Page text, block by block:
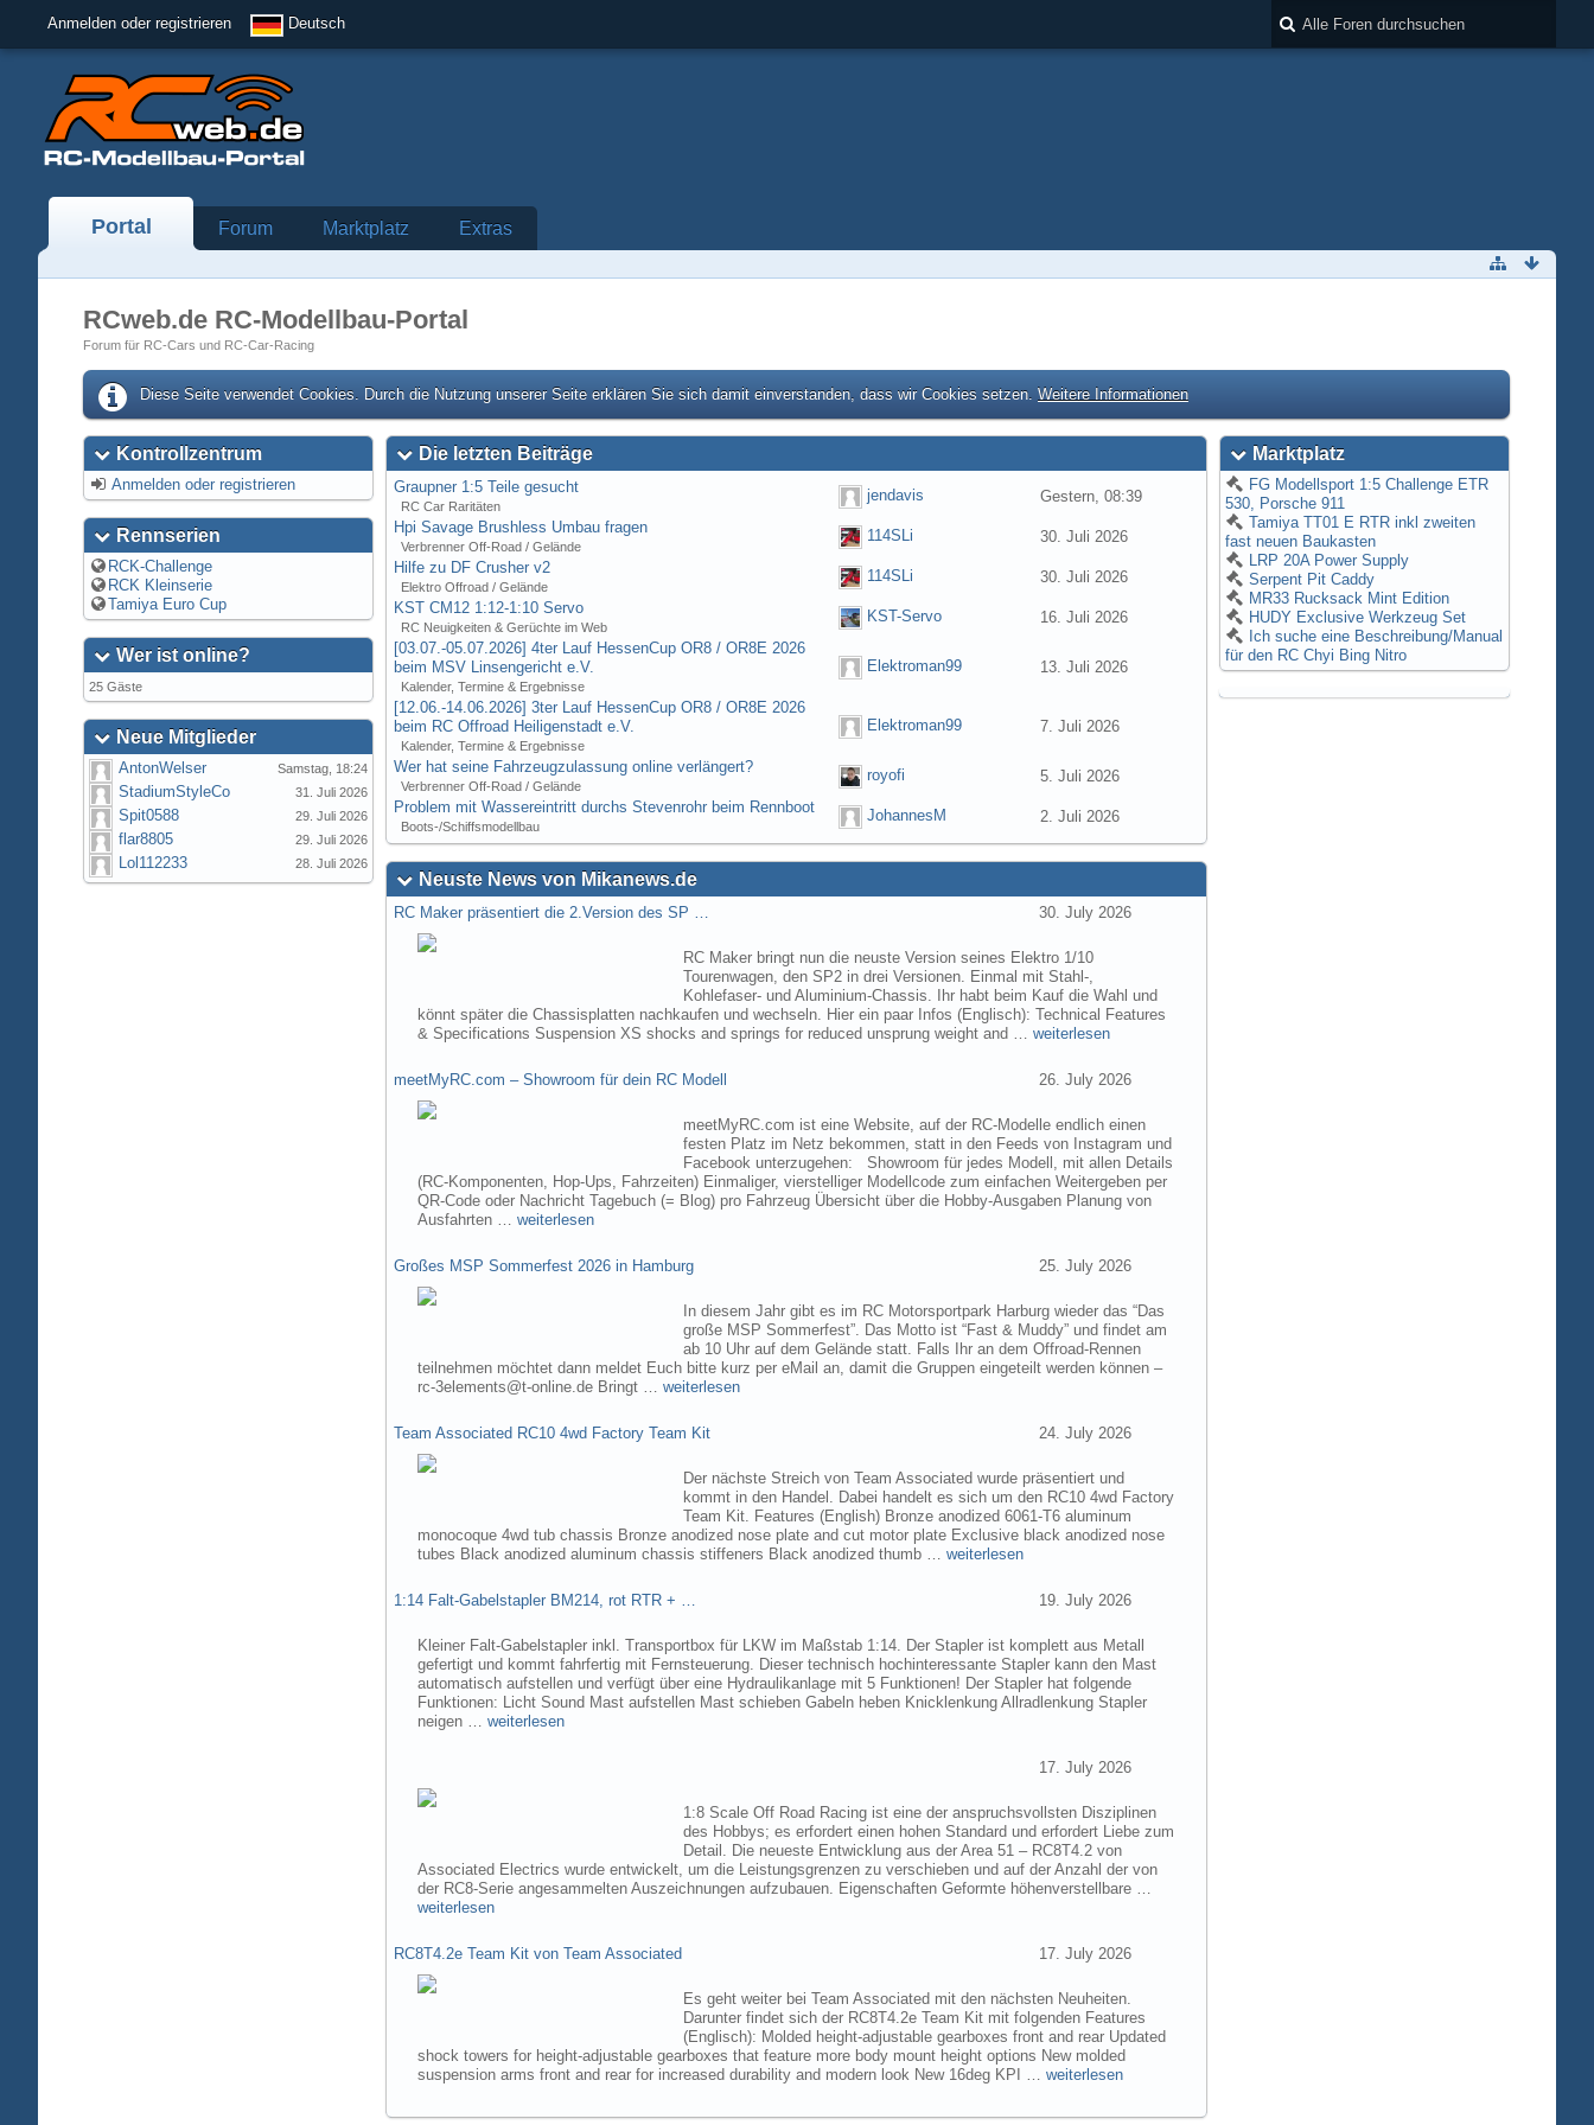
Anmelden oder registrieren Deutsch
Portal Forum Marktplatz Extras
RCweb.de RC-Modellbau-Portal
Forum für RC-Cars und RC-Car-Racing
Diese Seite verwendet Cookies. Durch die Nutzung unserer Seite erklären Sie sich damit einverstanden, dass wir Cookies setzen. Weitere Informationen
Kontrollzentrum
Anmelden oder registrieren
Rennserien
RCK-Challenge
RCK Kleinserie
Tamiya Euro Cup
Wer ist online?
25 Gäste
Neue Mitglieder
AntonWelser Samstag, 18:24
StadiumStyleCo 31. Juli 2026
Spit0588 29. Juli 2026
flar8805 29. Juli 2026
Lol112233 28. Juli 2026
Die letzten Beiträge
Graupner 1:5 Teile gesucht
RC Car Raritäten
jendavis
Gestern, 08:39
Hpi Savage Brushless Umbau fragen
Verbrenner Off-Road / Gelände
114SLi
30. Juli 2026
Hilfe zu DF Crusher v2
Elektro Offroad / Gelände
114SLi
30. Juli 2026
KST CM12 1:12-1:10 Servo
RC Neuigkeiten & Gerüchte im Web
KST-Servo
16. Juli 2026
[03.07.-05.07.2026] 4ter Lauf HessenCup OR8 / OR8E 2026
beim MSV Linsengericht e.V.
Kalender, Termine & Ergebnisse
Elektroman99 13. Juli 2026
[12.06.-14.06.2026] 3ter Lauf HessenCup OR8 / OR8E 2026
beim RC Offroad Heiligenstadt e.V.
Kalender, Termine & Ergebnisse
Elektroman99 7. Juli 2026
Wer hat seine Fahrzeugzulassung online verlängert?
Verbrenner Off-Road / Gelände
royofi
5. Juli 2026
Problem mit Wassereintritt durchs Stevenrohr beim Rennboot
Boots-/Schiffsmodellbau
JohannesM 2. Juli 2026
Neuste News von Mikanews.de
RC Maker präsentiert die 2.Version des SP … 30. July 2026
RC Maker bringt nun die neuste Version seines Elektro 1/10
Tourenwagen, den SP2 in drei Versionen. Einmal mit Stahl-,
Kohlefaser- und Aluminium-Chassis. Ihr habt beim Kauf die Wahl und
könnt später die Chassisplatten nachkaufen und wechseln. Hier ein paar Infos (Englisch): Technical Features
& Specifications Suspension XS shocks and springs for reduced unsprung weight and …weiterlesen
meetMyRC.com – Showroom für dein RC Modell 26. July 2026
meetMyRC.com ist eine Website, auf der RC-Modelle endlich einen
festen Platz im Netz bekommen, statt in den Feeds von Instagram und
Facebook unterzugehen: Showroom für jedes Modell, mit allen Details
(RC-Komponenten, Hop-Ups, Fahrzeiten) Einmaliger, vierstelliger Modellcode zum einfachen Weitergeben per
QR-Code oder Nachricht Tagebuch (= Blog) pro Fahrzeug Übersicht über die Hobby-Ausgaben Planung von
Ausfahrten …weiterlesen
Großes MSP Sommerfest 2026 in Hamburg 25. July 2026
In diesem Jahr gibt es im RC Motorsportpark Harburg wieder das “Das
große MSP Sommerfest”. Das Motto ist “Fast & Muddy” und findet am
ab 10 Uhr auf dem Gelände statt. Falls Ihr an dem Offroad-Rennen
teilnehmen möchtet dann meldet Euch bitte kurz per eMail an, damit die Gruppen eingeteilt werden können –
rc-3elements@t-online.de Bringt …weiterlesen
Team Associated RC10 4wd Factory Team Kit 24. July 2026
Der nächste Streich von Team Associated wurde präsentiert und
kommt in den Handel. Dabei handelt es sich um den RC10 4wd Factory
Team Kit. Features (English) Bronze anodized 6061-T6 aluminum
monocoque 4wd tub chassis Bronze anodized nose plate and cut motor plate Exclusive black anodized nose
tubes Black anodized aluminum chassis stiffeners Black anodized thumb …weiterlesen
1:14 Falt-Gabelstapler BM214, rot RTR + … 19. July 2026
Kleiner Falt-Gabelstapler inkl. Transportbox für LKW im Maßstab 1:14. Der Stapler ist komplett aus Metall
gefertigt und kommt fahrfertig mit Fernsteuerung. Dieser technisch hochinteressante Stapler kann den Mast
automatisch aufstellen und verfügt über eine Hydraulikanlage mit 5 Funktionen! Der Stapler hat folgende
Funktionen: Licht Sound Mast aufstellen Mast schieben Gabeln heben Knicklenkung Allradlenkung Stapler
neigen …weiterlesen
17. July 2026
1:8 Scale Off Road Racing ist eine der anspruchsvollsten Disziplinen
des Hobbys; es erfordert einen hohen Standard und erfordert Liebe zum
Detail. Die neueste Entwicklung aus der Area 51 – RC8T4.2 von
Associated Electrics wurde entwickelt, um die Leistungsgrenzen zu verschieben und auf der Anzahl der von
der RC8-Serie angesammelten Auszeichnungen aufzubauen. Eigenschaften Geformte höhenverstellbare …
weiterlesen
RC8T4.2e Team Kit von Team Associated 17. July 2026
Es geht weiter bei Team Associated mit den nächsten Neuheiten.
Darunter findet sich der RC8T4.2e Team Kit mit folgenden Features
(Englisch): Molded height-adjustable gearboxes front and rear Updated
shock towers for height-adjustable gearboxes that feature more body mount height options New molded
suspension arms front and rear for increased durability and modern look New 16deg KPI …weiterlesen
Marktplatz
FG Modellsport 1:5 Challenge ETR
530, Porsche 911
Tamiya TT01 E RTR inkl zweiten
fast neuen Baukasten
LRP 20A Power Supply
Serpent Pit Caddy
MR33 Rucksack Mint Edition
HUDY Exclusive Werkzeug Set
Ich suche eine Beschreibung/Manual
für den RC Chyi Bing Nitro